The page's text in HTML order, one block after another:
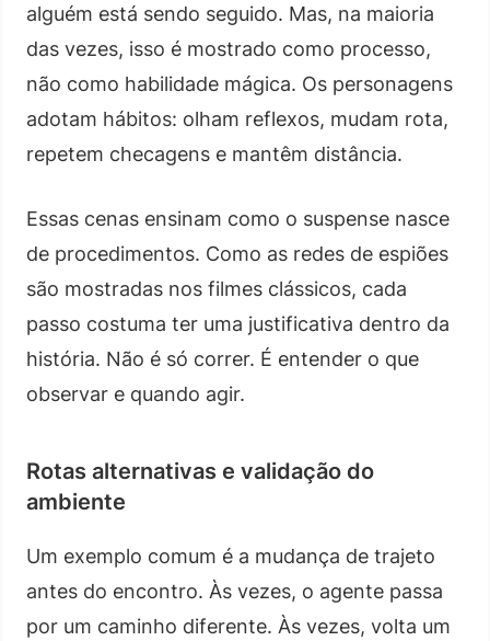
alguém está sendo seguido. Mas, na maioria
das vezes, isso é mostrado como processo,
não como habilidade mágica. Os personagens
adotam hábitos: olham reflexos, mudam rota,
repetem checagens e mantêm distância.
Essas cenas ensinam como o suspense nasce
de procedimentos. Como as redes de espiões
são mostradas nos filmes clássicos, cada
passo costuma ter uma justificativa dentro da
história. Não é só correr. É entender o que
observar e quando agir.
Rotas alternativas e validação do
ambiente
Um exemplo comum é a mudança de trajeto
antes do encontro. Às vezes, o agente passa
por um caminho diferente. Às vezes, volta um